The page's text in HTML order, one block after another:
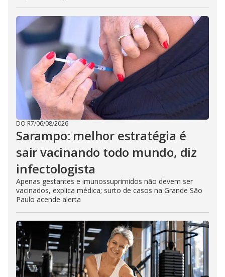
DO R7/06/08/2026
Sarampo: melhor estratégia é
sair vacinando todo mundo, diz
infectologista
Apenas gestantes e imunossuprimidos não devem ser
vacinados, explica médica; surto de casos na Grande São
Paulo acende alerta